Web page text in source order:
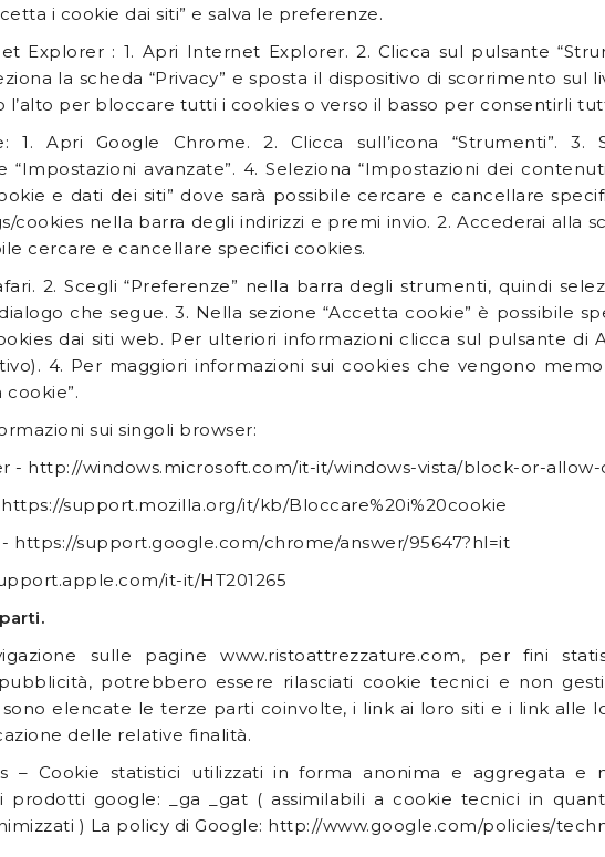
i cookie dai siti” e salva le preferenze.
Explorer : 1. Apri Internet Explorer. 2. Clicca sul pulsante
la scheda “Privacy” e sposta il dispositivo di scorrimento sul
l’alto per bloccare tutti i cookies o verso il basso per consentirli
1. Apri Google Chrome. 2. Clicca sull’icona “Strumenti”. 3.
“Impostazioni avanzate”. 4. Seleziona “Impostazioni dei
e dati dei siti” dove sarà possibile cercare e cancellare
cookies nella barra degli indirizzi e premi invio. 2. Accederai alla
cercare e cancellare specifici cookies.
2. Scegli “Preferenze” nella barra degli strumenti, quindi
che segue. 3. Nella sezione “Accetta cookie” è possibile
dai siti web. Per ulteriori informazioni clicca sul pulsante di
4. Per maggiori informazioni sui cookies che vengono
cookie”.
sui singoli browser:
- http://windows.microsoft.com/it-it/windows-vista/block-or-allow-
support.mozilla.org/it/kb/Bloccare%20i%20cookie
https://support.google.com/chrome/answer/95647?hl=it
it-it/HT201265
sulle pagine www.ristoattrezzature.com, per fini
potrebbero essere rilasciati cookie tecnici e non
elencate le terze parti coinvolte, i link ai loro siti e i link alle
delle relative finalità.
– Cookie statistici utilizzati in forma anonima e aggregata e
prodotti google: _ga _gat ( assimilabili a cookie tecnici in
) La policy di Google: http://www.google.com/policies/